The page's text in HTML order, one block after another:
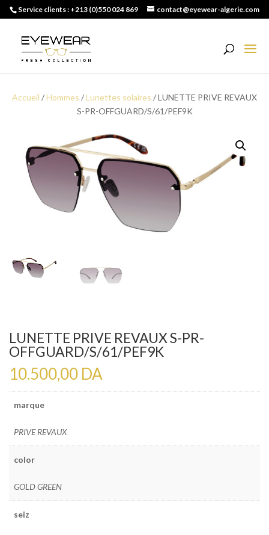
Service clients : +213 (0)550 024 869 contact@eyewear-algerie.com
Accueil /Hommes /Lunettes solaires / LUNETTE PRIVE REVAUX
S-PR-OFFGUARD/S/61/PEF9K
LUNETTE PRIVE REVAUX S-PR-
OFFGUARD/S/61/PEF9K
10.500,00 DA
marque
PRIVE REVAUX
color
GOLD GREEN
seiz